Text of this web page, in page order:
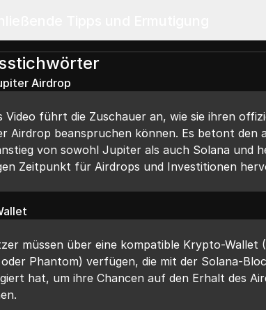
Airdrop
Video führt die Zuschauer an, wie sie ihren
Airdrop beanspruchen können. Es betont den
von sowohl Jupiter als auch Solana und
Zeitpunkt für Airdrops und Investitionen
müssen über eine kompatible Krypto-Wallet
Phantom) verfügen, die mit der Solana-
hat, um ihre Chancen auf den Erhalt des